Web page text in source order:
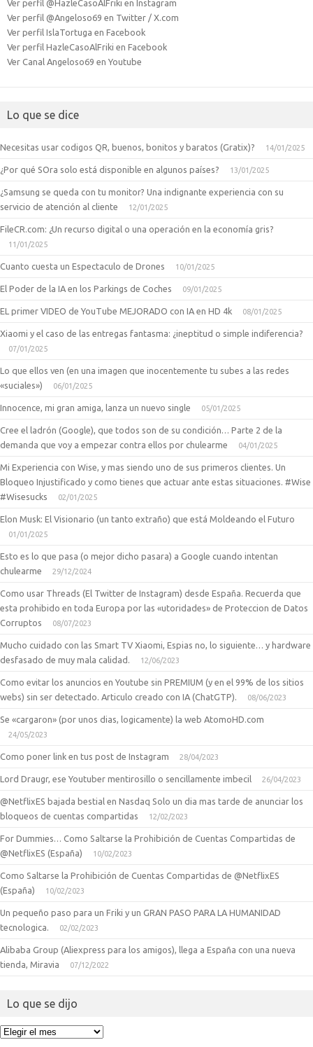
Ver perfil @HazleCasoAlFriki en Instagram
Ver perfil @Angeloso69 en Twitter / X.com
Ver perfil IslaTortuga en Facebook
Ver perfil HazleCasoAlFriki en Facebook
Ver Canal Angeloso69 en Youtube
Lo que se dice
Necesitas usar codigos QR, buenos, bonitos y baratos (Gratix)? 14/01/2025
¿Por qué SOra solo está disponible en algunos países? 13/01/2025
¿Samsung se queda con tu monitor? Una indignante experiencia con su
servicio de atención al cliente
12/01/2025
FileCR.com: ¿Un recurso digital o una operación en la economía gris?
11/01/2025
Cuanto cuesta un Espectaculo de Drones 10/01/2025
El Poder de la IA en los Parkings de Coches 09/01/2025
EL primer VIDEO de YouTube MEJORADO con IA en HD 4k 08/01/2025
Xiaomi y el caso de las entregas fantasma: ¿ineptitud o simple indiferencia?
07/01/2025
Lo que ellos ven (en una imagen que inocentemente tu subes a las redes
«suciales»)
06/01/2025
Innocence, mi gran amiga, lanza un nuevo single 05/01/2025
Cree el ladrón (Google), que todos son de su condición… Parte 2 de la
demanda que voy a empezar contra ellos por chulearme
04/01/2025
Mi Experiencia con Wise, y mas siendo uno de sus primeros clientes. Un
Bloqueo Injustificado y como tienes que actuar ante estas situaciones. #Wise
#Wisesucks
02/01/2025
Elon Musk: El Visionario (un tanto extraño) que está Moldeando el Futuro
01/01/2025
Esto es lo que pasa (o mejor dicho pasara) a Google cuando intentan
chulearme
29/12/2024
Como usar Threads (El Twitter de Instagram) desde España. Recuerda que
esta prohibido en toda Europa por las «utoridades» de Proteccion de Datos
Corruptos
08/07/2023
Mucho cuidado con las Smart TV Xiaomi, Espias no, lo siguiente… y hardware
desfasado de muy mala calidad.
12/06/2023
Como evitar los anuncios en Youtube sin PREMIUM (y en el 99% de los sitios
webs) sin ser detectado. Articulo creado con IA (ChatGTP).
08/06/2023
Se «cargaron» (por unos dias, logicamente) la web AtomoHD.com
24/05/2023
Como poner link en tus post de Instagram 28/04/2023
Lord Draugr, ese Youtuber mentirosillo o sencillamente imbecil 26/04/2023
@NetflixES bajada bestial en Nasdaq Solo un dia mas tarde de anunciar los
bloqueos de cuentas compartidas
12/02/2023
For Dummies… Como Saltarse la Prohibición de Cuentas Compartidas de
@NetflixES (España)
10/02/2023
Como Saltarse la Prohibición de Cuentas Compartidas de @NetflixES
(España)
10/02/2023
Un pequeño paso para un Friki y un GRAN PASO PARA LA HUMANIDAD
tecnologica.
02/02/2023
Alibaba Group (Aliexpress para los amigos), llega a España con una nueva
tienda, Miravia
07/12/2022
Lo que se dijo
Lo